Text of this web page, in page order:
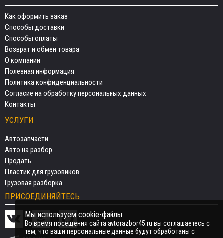
Как оформить заказ
Способы доставки
Способы оплаты
Возврат и обмен товара
О компании
Полезная информация
Политика конфиденциальности
Согласие на обработку персональных данных
Контакты
УСЛУГИ
Автозапчасти
Авто на разбор
Продать
Пластик для грузовиков
Грузовая разборка
ПРИСОЕДИНЯЙТЕСЬ
Мы используем cookie-файлы
Во время посещения сайта avtorazbor45.ru вы соглашаетесь с
тем, что ваши персональные данные будут обработаны с